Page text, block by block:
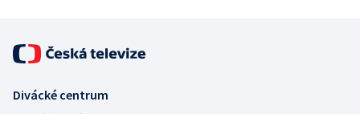
Divácké centrum